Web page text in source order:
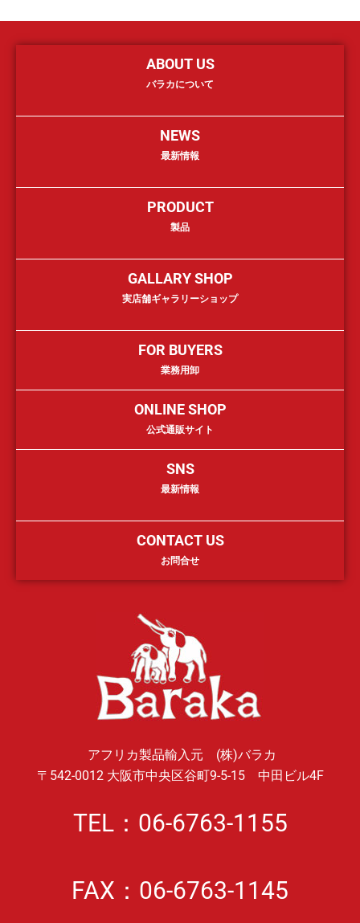
ABOUT US
バラカについて
NEWS
最新情報
PRODUCT
製品
GALLARY SHOP
実店舗ギャラリーショップ
FOR BUYERS
業務用卸
ONLINE SHOP
公式通販サイト
SNS
最新情報
CONTACT US
お問合せ
アフリカ製品輸入元 (株)バラカ
〒542-0012 大阪市中央区谷町9-5-15 中田ビル4F
TEL：06-6763-1155
FAX：06-6763-1145